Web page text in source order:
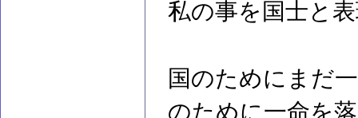
私の事を国士と
国のためにまだ
のために一命を